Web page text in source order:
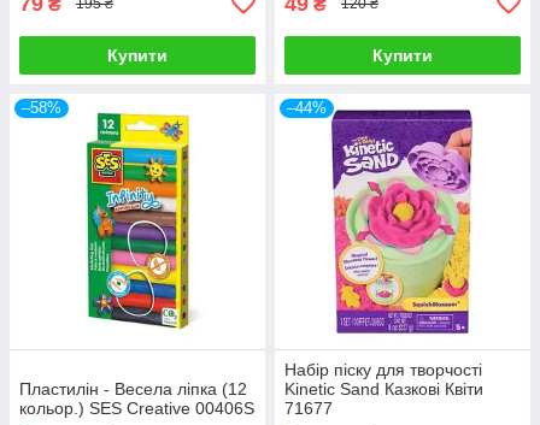
195 ₴
Купити
120 ₴
Купити
–58%
Пластилін - Весела ліпка (12
кольор.) SES Creative 00406S
–44%
Набір піску для творчості
Kinetic Sand Казкові Квіти
71677